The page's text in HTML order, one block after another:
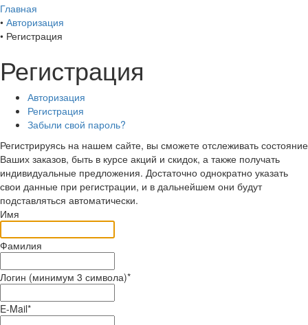
Главная
• Авторизация
• Регистрация
Регистрация
Авторизация
Регистрация
Забыли свой пароль?
Регистрируясь на нашем сайте, вы сможете отслеживать состояние
Ваших заказов, быть в курсе акций и скидок, а также получать
индивидуальные предложения. Достаточно однократно указать
свои данные при регистрации, и в дальнейшем они будут
подставляться автоматически.
Имя
Фамилия
Логин (минимум 3 символа)*
E-Mail*